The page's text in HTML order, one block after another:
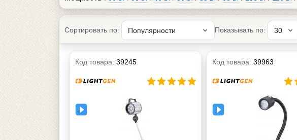
Сортировать по: Показывать по:
Код товара: 39245 Код товара: 39963